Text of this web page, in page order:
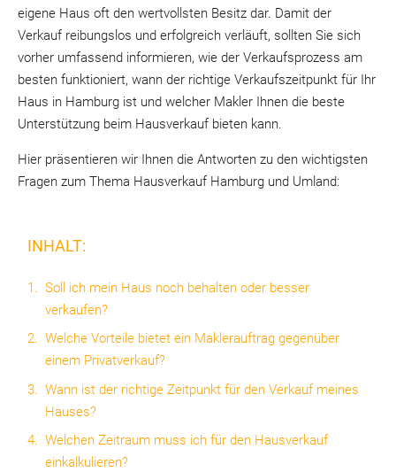
eigene Haus oft den wertvollsten Besitz dar. Damit der
Verkauf reibungslos und erfolgreich verläuft, sollten Sie sich
vorher umfassend informieren, wie der Verkaufsprozess am
besten funktioniert, wann der richtige Verkaufszeitpunkt für Ihr
Haus in Hamburg ist und welcher Makler Ihnen die beste
Unterstützung beim Hausverkauf bieten kann.
Hier präsentieren wir Ihnen die Antworten zu den wichtigsten
Fragen zum Thema Hausverkauf Hamburg und Umland:
INHALT:
Soll ich mein Haus noch behalten oder besser
verkaufen?
Welche Vorteile bietet ein Maklerauftrag gegenüber
einem Privatverkauf?
Wann ist der richtige Zeitpunkt für den Verkauf meines
Hauses?
Welchen Zeitraum muss ich für den Hausverkauf
einkalkulieren?